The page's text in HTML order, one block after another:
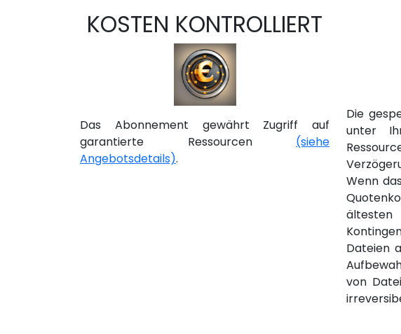
KOSTEN KONTROLLIERT
Das Abonnement gewährt Zugriff auf
garantierte Ressourcen
(siehe
Angebotsdetails).
Die
unter
Wenn
Dateien
von